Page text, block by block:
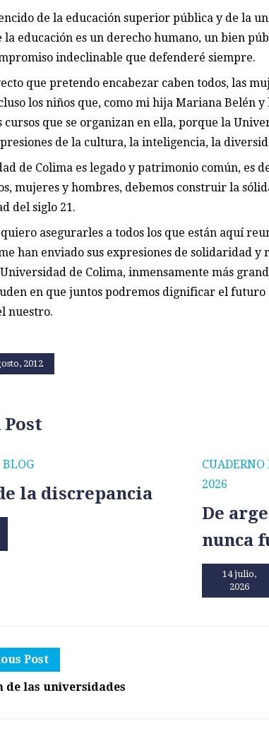
2012
de la educación superior pública y de la
educación es un derecho humano, un bien
indeclinable que defenderé siempre.
que pretendo encabezar caben todos, las
los niños que, como mi hija Mariana Belén y
que se organizan en ella, porque la
de la cultura, la inteligencia, la
de Colima es legado y patrimonio común, es
mujeres y hombres, debemos construir la
del siglo 21.
asegurarles a todos los que están aquí
han enviado sus expresiones de solidaridad
de Colima, inmensamente más
en que juntos podremos dignificar el
nuestro.
BLOG
la discrepancia
2026
De
nunca
14 julio,
2026
Post
de las universidades